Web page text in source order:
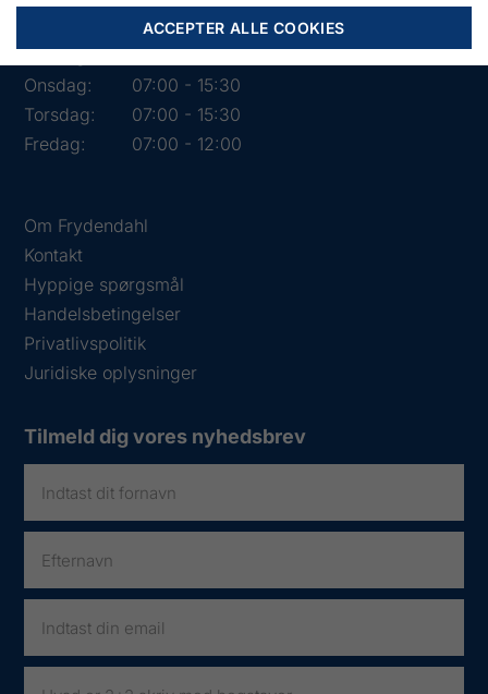
07:00 - 15:30
Tirsdag:
07:00 - 15:30
Onsdag:
07:00 - 15:30
Torsdag:
07:00 - 15:30
Fredag:
07:00 - 12:00
Om Frydendahl
Kontakt
Hyppige spørgsmål
Handelsbetingelser
Privatlivspolitik
Juridiske oplysninger
Tilmeld dig vores nyhedsbrev
ACCEPTER ALLE COOKIES